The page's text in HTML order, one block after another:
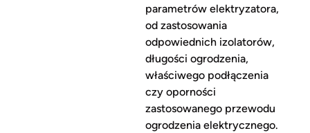
parametrów elektryzatora,
od zastosowania
odpowiednich izolatorów,
długości ogrodzenia,
właściwego podłączenia
czy oporności
zastosowanego przewodu
ogrodzenia elektrycznego.